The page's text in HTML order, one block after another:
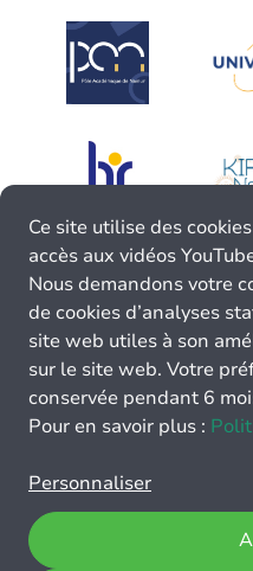
Ce site utilise des
accès aux vidéos
Nous demandons votre
de cookies d’analyses
site web utiles à son
sur le site web. Votre
conservée pendant 6
Pour en savoir plus :
Personnaliser